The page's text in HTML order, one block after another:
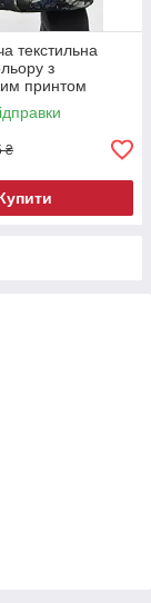
текстильна
з
принтом
₴